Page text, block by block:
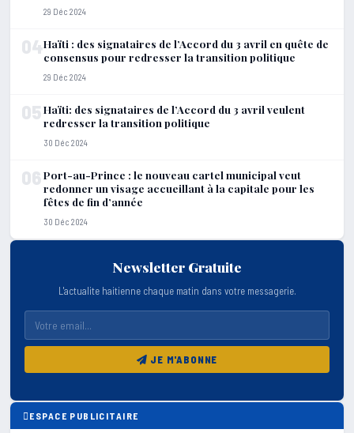
29 Déc 2024
04Haïti : des signataires de l’Accord du 3 avril en quête de
consensus pour redresser la transition politique
29 Déc 2024
05Haïti: des signataires de l’Accord du 3 avril veulent
redresser la transition politique
30 Déc 2024
06Port-au-Prince : le nouveau cartel municipal veut
redonner un visage accueillant à la capitale pour les
fêtes de fin d’année
30 Déc 2024
Newsletter Gratuite
L'actualite haitienne chaque matin dans votre messagerie.
JE M'ABONNE
ESPACE PUBLICITAIRE